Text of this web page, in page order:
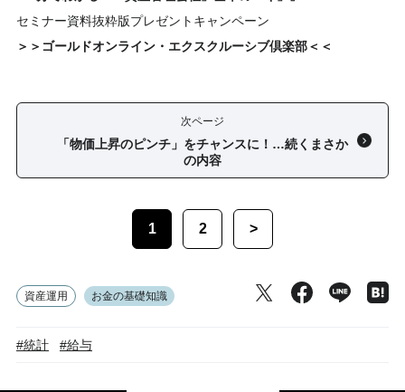
セミナー資料抜粋版プレゼントキャンペーン
＞＞ゴールドオンライン・エクスクルーシブ倶楽部＜＜
次ページ
「物価上昇のピンチ」をチャンスに！…続くまさか
の内容
1 2 >
資産運用 お金の基礎知識
#統計 #給与